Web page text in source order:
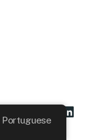
Portuguese